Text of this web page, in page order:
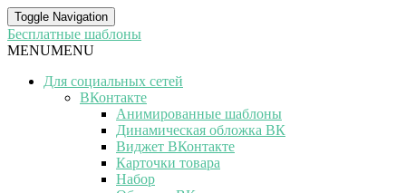
Toggle Navigation
Бесплатные шаблоны
MENUMENU
Для социальных сетей
ВКонтакте
Анимированные шаблоны
Динамическая обложка ВК
Виджет ВКонтакте
Карточки товара
Набор